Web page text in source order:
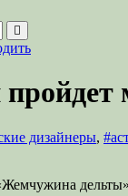
дизайнеры,